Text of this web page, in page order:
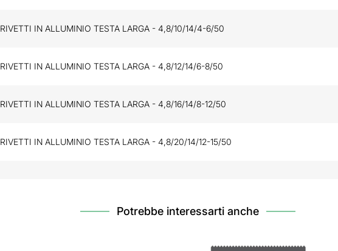
RIVETTI IN ALLUMINIO TESTA LARGA - 4,8/10/14/4-6/50
RIVETTI IN ALLUMINIO TESTA LARGA - 4,8/12/14/6-8/50
RIVETTI IN ALLUMINIO TESTA LARGA - 4,8/16/14/8-12/50
RIVETTI IN ALLUMINIO TESTA LARGA - 4,8/20/14/12-15/50
Potrebbe interessarti anche